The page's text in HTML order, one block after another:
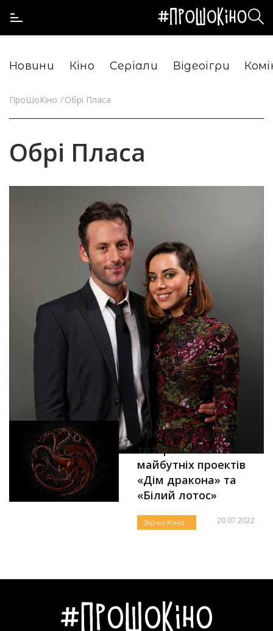
Новини Кіно Серіали Відеоігри
ПроШоКіно Обрі Пласа
Обрі Пласа
Зірки Кіно
Новини
HBO Max поділився
тизером своїх
майбутніх проектів
«Дім дракона» та
«Білий лотос»
20.07.2022